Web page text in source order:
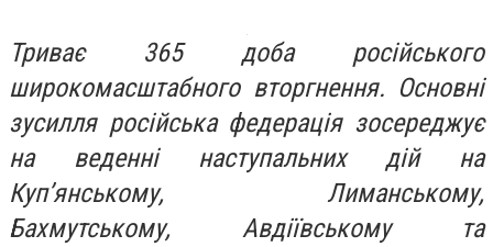
Триває 365 доба російського
широкомасштабного вторгнення. Основні
зусилля російська федерація зосереджує
на веденні наступальних дій на
Куп’янському, Лиманському,
Бахмутському, Авдіївському та